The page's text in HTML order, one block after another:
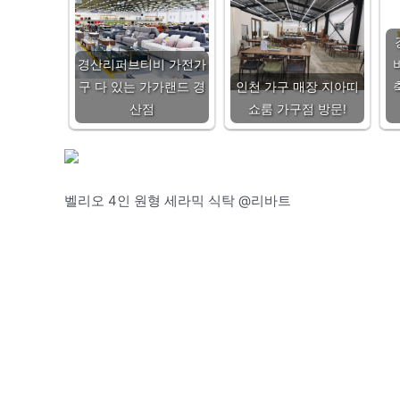
경산리퍼브티비 가전가
구 다 있는 가가랜드 경
산점
인천 가구 매장 지아띠
쇼룸 가구점 방문!
벨리오 4인 원형 세라믹 식탁 @리바트